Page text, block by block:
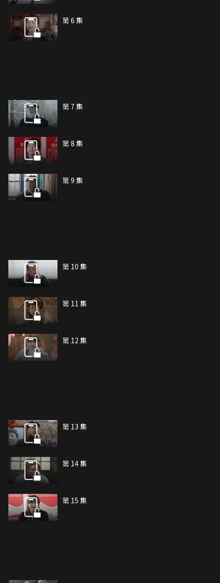
第 6 集
第 7 集
第 8 集
第 9 集
第 10 集
第 11 集
第 12 集
第 13 集
第 14 集
第 15 集